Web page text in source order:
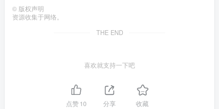
© 版权声明
资源收集于网络。
THE END
喜欢就支持一下吧
点赞10 分享 收藏